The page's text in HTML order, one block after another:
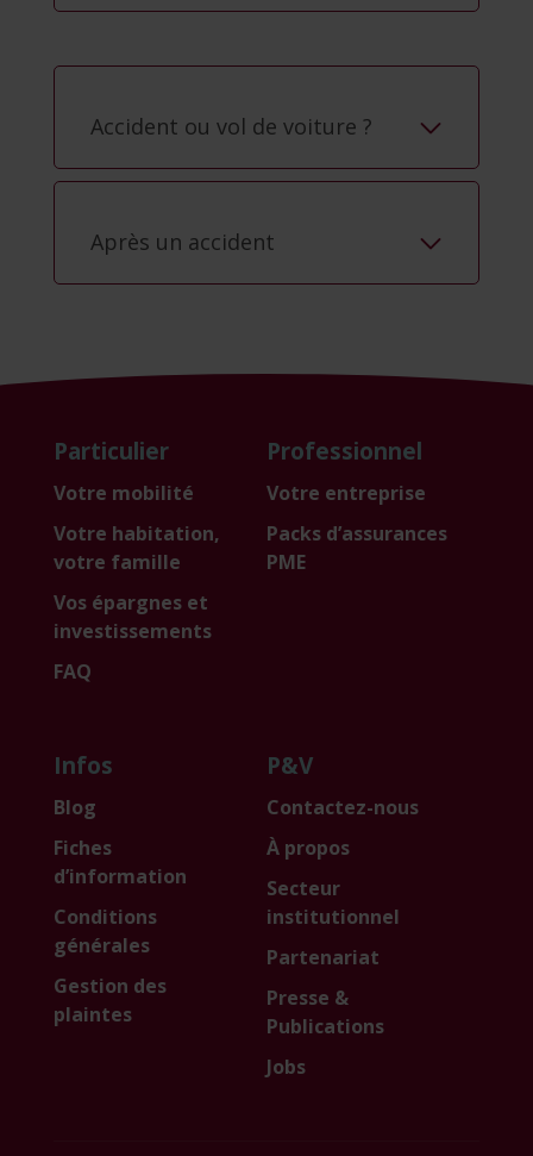
Accident ou vol de voiture ?
Après un accident
Particulier
Votre mobilité
Votre habitation,
votre famille
Vos épargnes et
investissements
FAQ
Professionnel
Votre entreprise
Packs d’assurances
PME
Infos
Blog
Fiches
d’information
Conditions
générales
Gestion des
plaintes
P&V
Contactez-nous
À propos
Secteur
institutionnel
Partenariat
Presse &
Publications
Jobs